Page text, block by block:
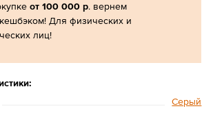
от 100 000 р. вернем
кешбэком! Для физических и
лиц!
Серый